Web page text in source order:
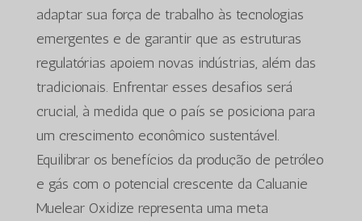
adaptar sua força de trabalho às tecnologias
emergentes e de garantir que as estruturas
regulatórias apoiem novas indústrias, além das
tradicionais. Enfrentar esses desafios será
crucial, à medida que o país se posiciona para
um crescimento econômico sustentável.
Equilibrar os benefícios da produção de petróleo
e gás com o potencial crescente da Caluanie
Muelear Oxidize representa uma meta